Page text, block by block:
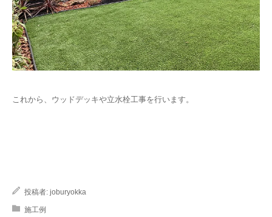
これから、ウッドデッキや立水栓工事を行います。
投稿者: joburyokka
施工例